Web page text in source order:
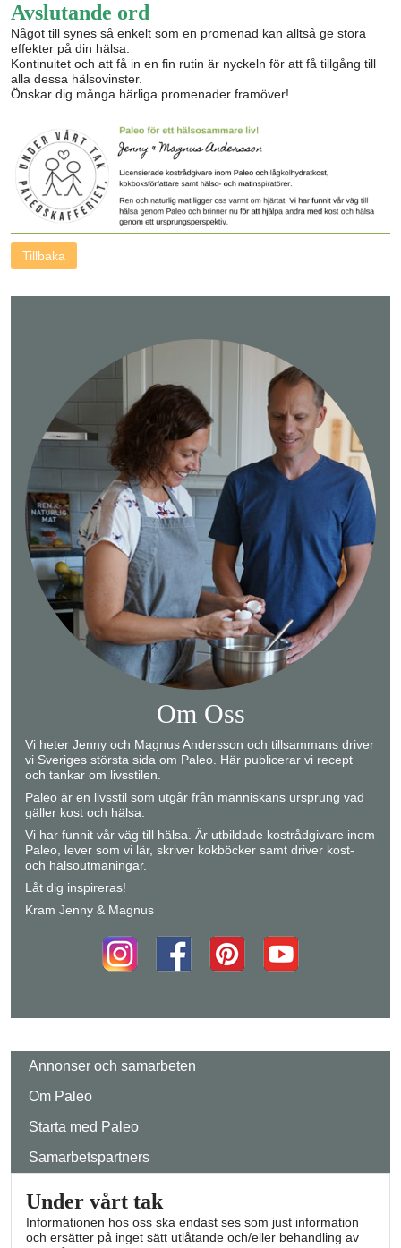
Avslutande ord
Något till synes så enkelt som en promenad kan alltså ge stora
effekter på din hälsa.
Kontinuitet och att få in en fin rutin är nyckeln för att få tillgång till
alla dessa hälsovinster.
Önskar dig många härliga promenader framöver!
Tillbaka
Om Oss
Vi heter Jenny och Magnus Andersson och tillsammans driver
vi Sveriges största sida om Paleo. Här publicerar vi recept
och tankar om livsstilen.
Paleo är en livsstil som utgår från människans ursprung vad
gäller kost och hälsa.
Vi har funnit vår väg till hälsa. Är utbildade kostrådgivare inom
Paleo, lever som vi lär, skriver kokböcker samt driver kost-
och hälsoutmaningar.
Låt dig inspireras!
Kram Jenny & Magnus
Annonser och samarbeten
Om Paleo
Starta med Paleo
Samarbetspartners
Under vårt tak
Informationen hos oss ska endast ses som just information
och ersätter på inget sätt utlåtande och/eller behandling av